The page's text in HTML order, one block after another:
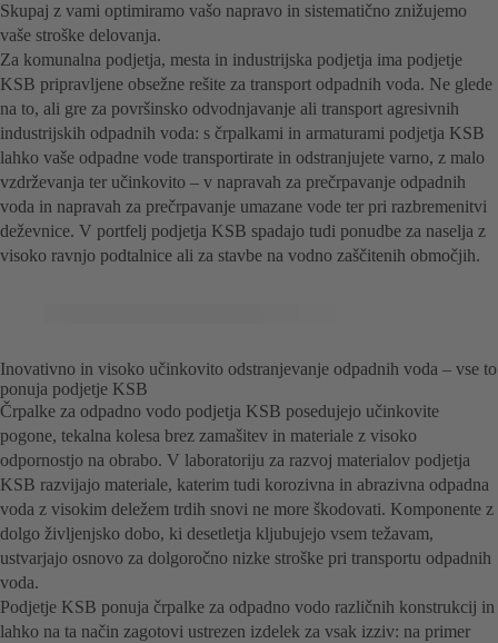
Skupaj z vami optimiramo vašo napravo in sistematično znižujemo
vaše stroške delovanja.
Za komunalna podjetja, mesta in industrijska podjetja ima podjetje
KSB pripravljene obsežne rešite za transport odpadnih voda. Ne glede
na to, ali gre za površinsko odvodnjavanje ali transport agresivnih
industrijskih odpadnih voda: s črpalkami in armaturami podjetja KSB
lahko vaše odpadne vode transportirate in odstranjujete varno, z malo
vzdrževanja ter učinkovito – v napravah za prečrpavanje odpadnih
voda in napravah za prečrpavanje umazane vode ter pri razbremenitvi
deževnice. V portfelj podjetja KSB spadajo tudi ponudbe za naselja z
visoko ravnjo podtalnice ali za stavbe na vodno zaščitenih območjih.
Inovativno in visoko učinkovito odstranjevanje odpadnih voda – vse to
ponuja podjetje KSB
Črpalke za odpadno vodo podjetja KSB posedujejo učinkovite
pogone, tekalna kolesa brez zamašitev in materiale z visoko
odpornostjo na obrabo. V laboratoriju za razvoj materialov podjetja
KSB razvijajo materiale, katerim tudi korozivna in abrazivna odpadna
voda z visokim deležem trdih snovi ne more škodovati. Komponente z
dolgo življenjsko dobo, ki desetletja kljubujejo vsem težavam,
ustvarjajo osnovo za dolgoročno nizke stroške pri transportu odpadnih
voda.
Podjetje KSB ponuja črpalke za odpadno vodo različnih konstrukcij in
lahko na ta način zagotovi ustrezen izdelek za vsak izziv: na primer